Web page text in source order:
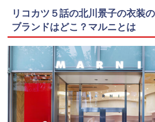
リコカツ５話の北川景子の衣装
ブランドはどこ？マルニとは